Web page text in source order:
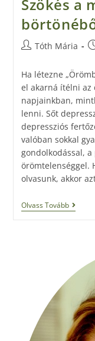
Szökés a
Tóth Mária
Ha létezne
el akarná ítélni az
napjainkban,
lenni. Sőt
depressziós
valóban sokkal
gondolkodással,
örömtelenséggel.
olvasunk, akkor
Olvass Tovább